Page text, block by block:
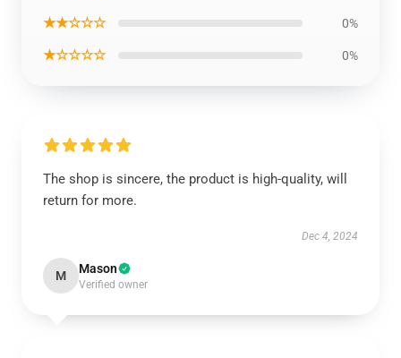
★★☆☆☆ 0%
★☆☆☆☆ 0%
The shop is sincere, the product is high-quality, will
return for more.
Dec 4, 2024
M Mason
Verified owner